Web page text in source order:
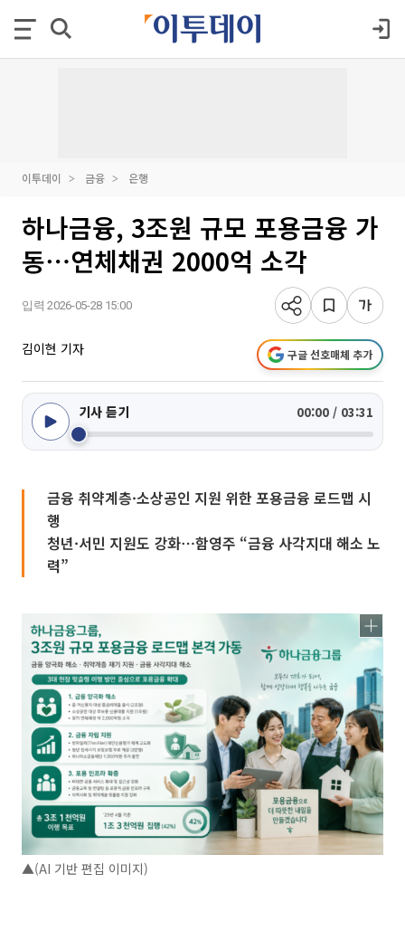
이투데이 금융 은행
하나금융, 3조원 규모 포용금융 가
동⋯연체채권 2000억 소각
입력 2026-05-28 15:00
김이현 기자 구글 선호매체 추가
기사 듣기 00:00 / 03:31
금융 취약계층·소상공인 지원 위한 포용금융 로드맵 시
행
청년·서민 지원도 강화⋯함영주 “금융 사각지대 해소 노
력”
▲(AI 기반 편집 이미지)